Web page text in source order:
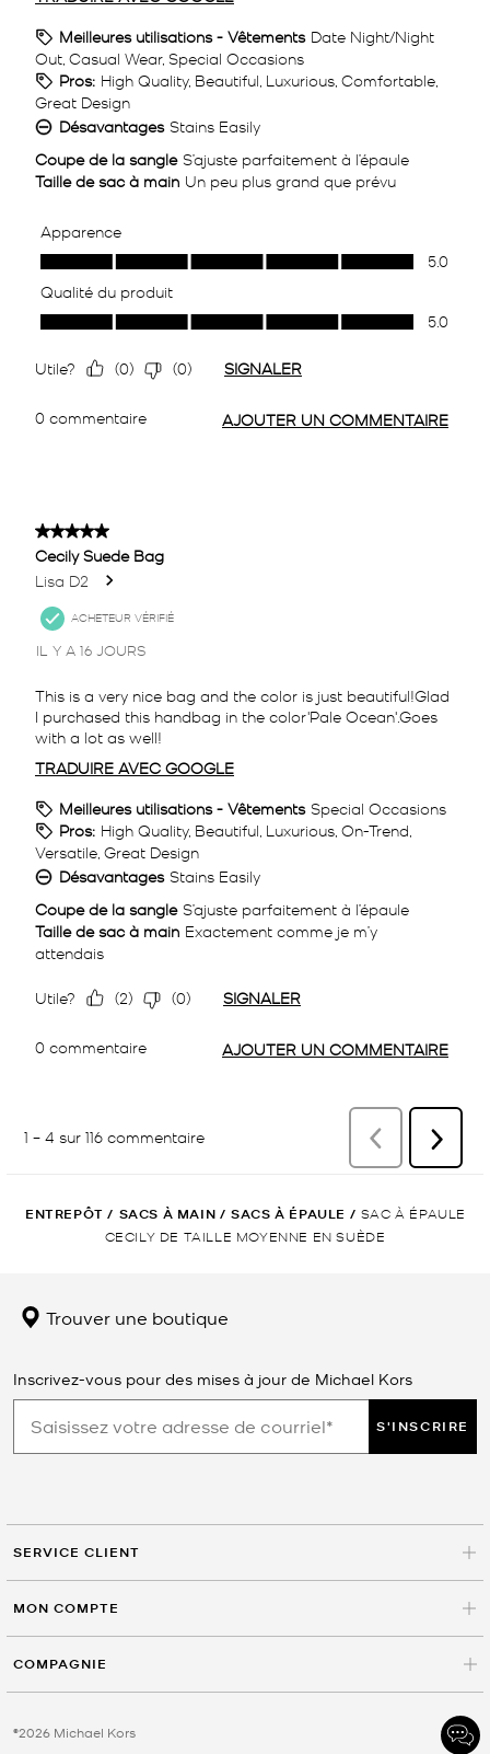
ENTREPÔT / SACS À MAIN / SACS À ÉPAULE / SAC À ÉPAULE
CECILY DE TAILLE MOYENNE EN SUÈDE
Trouver une boutique
Inscrivez-vous pour des mises à jour de Michael Kors
S'INSCRIRE
SERVICE CLIENT
MON COMPTE
COMPAGNIE
©2026 Michael Kors